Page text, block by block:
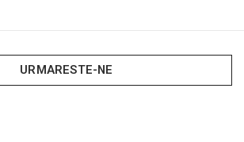
URMARESTE-NE